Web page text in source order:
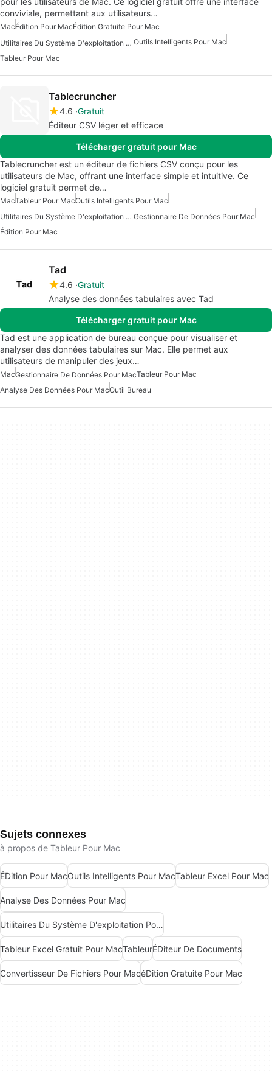
conviviale, permettant aux utilisateurs…
MacÉdition Pour MacÉdition Gratuite Pour Mac
Utilitaires Du Système D'exploitation Pour Mac Outils Intelligents Pour Mac
Tableur Pour Mac
Tablecruncher
4.6 Gratuit
Éditeur CSV léger et efficace
Télécharger gratuit pour Mac
Tablecruncher est un éditeur de fichiers CSV conçu pour les
utilisateurs de Mac, offrant une interface simple et intuitive. Ce
logiciel gratuit permet de…
MacTableur Pour MacOutils Intelligents Pour Mac
Utilitaires Du Système D'exploitation Pour Mac Gestionnaire De Données Pour Mac
Édition Pour Mac
Tad
4.6 Gratuit
Analyse des données tabulaires avec Tad
Télécharger gratuit pour Mac
Tad est une application de bureau conçue pour visualiser et
analyser des données tabulaires sur Mac. Elle permet aux
utilisateurs de manipuler des jeux…
MacGestionnaire De Données Pour MacTableur Pour Mac
Analyse Des Données Pour MacOutil Bureau
Sujets connexes
à propos de Tableur Pour Mac
ÉDition Pour MacOutils Intelligents Pour MacTableur Excel Pour Mac
Analyse Des Données Pour Mac
Utilitaires Du Système D'exploitation Pour Mac
Tableur Excel Gratuit Pour MacTableurÉDiteur De Documents
Convertisseur De Fichiers Pour MacéDition Gratuite Pour Mac